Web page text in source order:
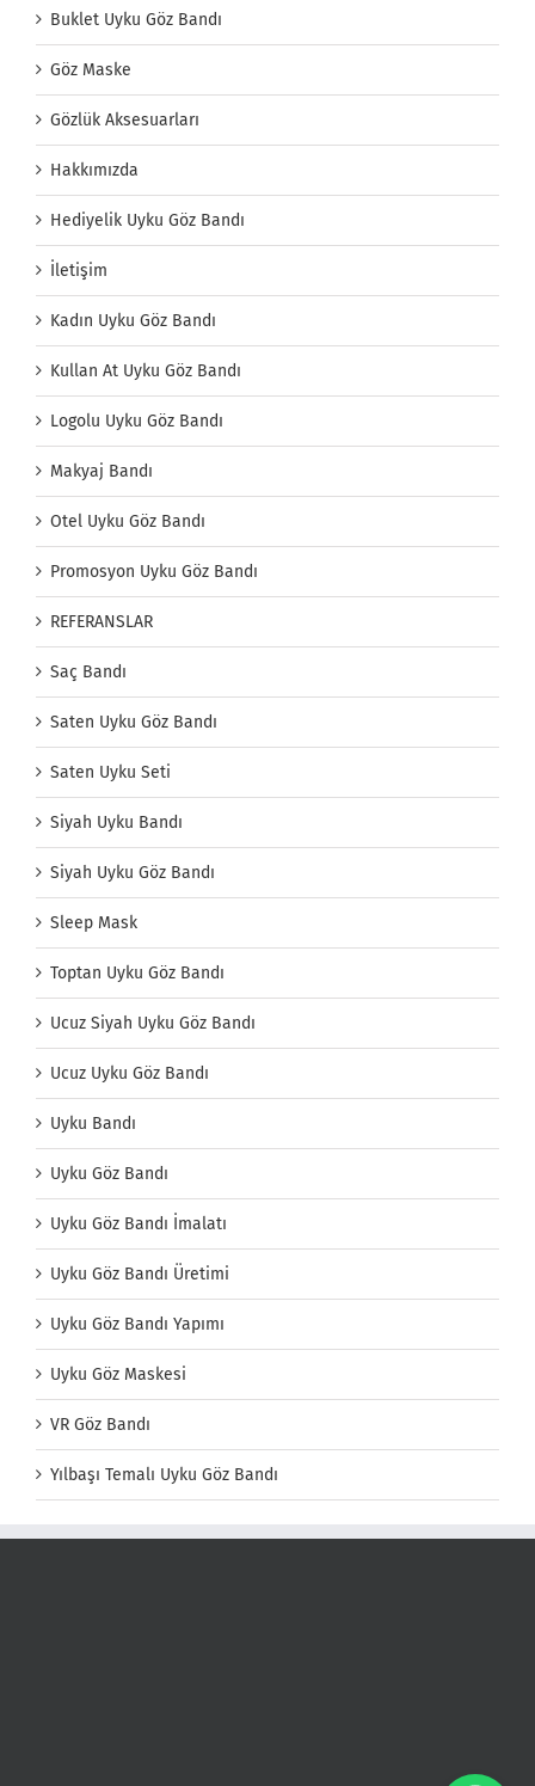
Buklet Uyku Göz Bandı
Göz Maske
Gözlük Aksesuarları
Hakkımızda
Hediyelik Uyku Göz Bandı
İletişim
Kadın Uyku Göz Bandı
Kullan At Uyku Göz Bandı
Logolu Uyku Göz Bandı
Makyaj Bandı
Otel Uyku Göz Bandı
Promosyon Uyku Göz Bandı
REFERANSLAR
Saç Bandı
Saten Uyku Göz Bandı
Saten Uyku Seti
Siyah Uyku Bandı
Siyah Uyku Göz Bandı
Sleep Mask
Toptan Uyku Göz Bandı
Ucuz Siyah Uyku Göz Bandı
Ucuz Uyku Göz Bandı
Uyku Bandı
Uyku Göz Bandı
Uyku Göz Bandı İmalatı
Uyku Göz Bandı Üretimi
Uyku Göz Bandı Yapımı
Uyku Göz Maskesi
VR Göz Bandı
Yılbaşı Temalı Uyku Göz Bandı